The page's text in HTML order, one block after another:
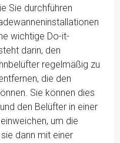
Sie durchführen
wichtige Do-it-
darin, den
regelmäßig zu
die den
Sie können dies
den Belüfter in einer
um die
dann mit einer